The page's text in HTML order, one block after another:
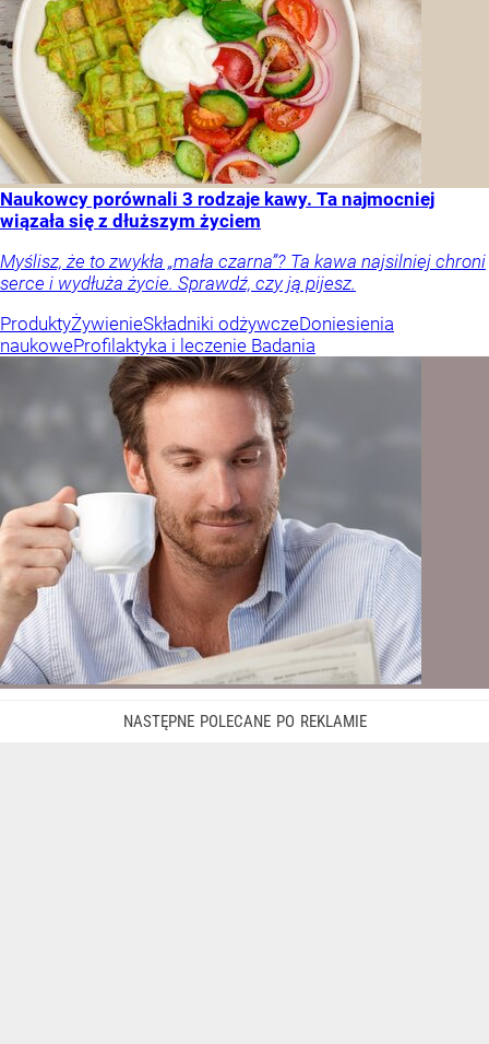
Naukowcy porównali 3 rodzaje kawy. Ta najmocniej
wiązała się z dłuższym życiem
Myślisz, że to zwykła „mała czarna”? Ta kawa najsilniej chroni
serce i wydłuża życie. Sprawdź, czy ją pijesz.
ProduktyŻywienieSkładniki odżywczeDoniesienia
naukoweProfilaktyka i leczenie Badania